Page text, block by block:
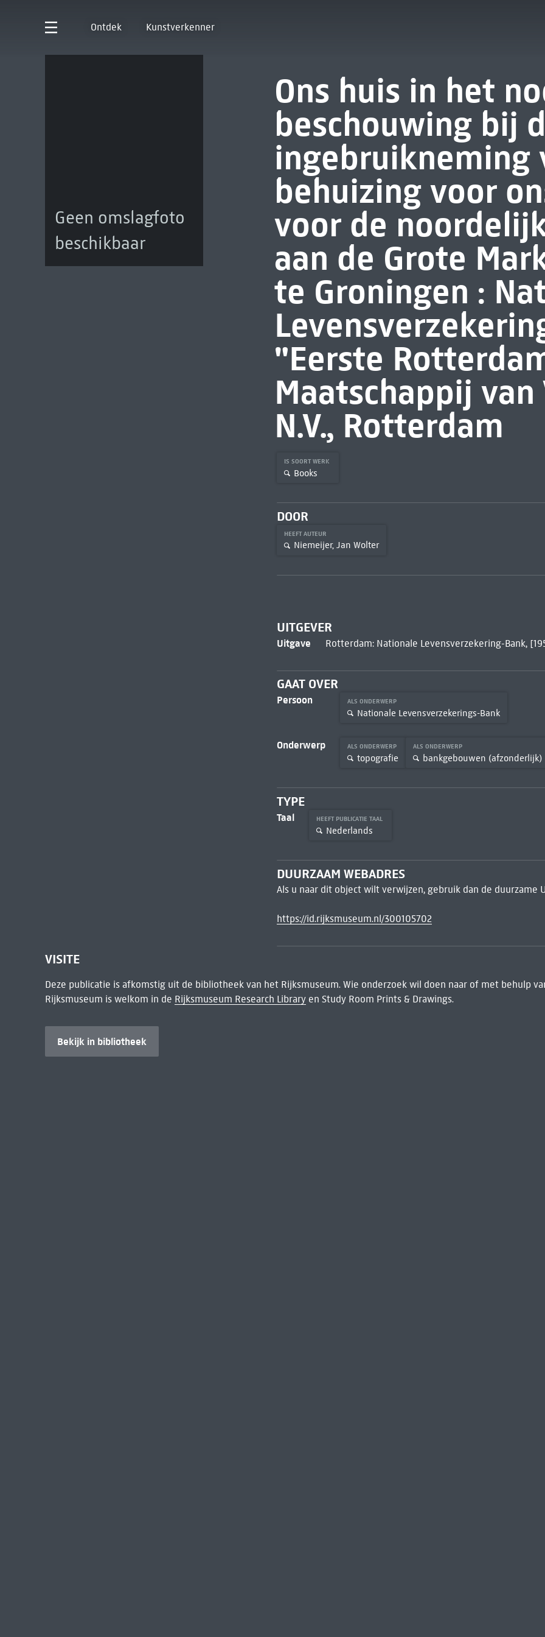
Ontdek Kunstverkenner
Geen omslagfoto
beschikbaar
Ons huis in het
beschouwing bij
ingebruikneming
behuizing voor
voor de
aan de Grote
te Groningen :
"Eerste
Maatschappij
N.V., Rotterdam
IS SOORT WERK
Books
DOOR
HEEFT AUTEUR
Niemeijer, Jan Wolter
UITGEVER
Uitgave Rotterdam: Nationale Levensverzekering-Bank,
GAAT OVER
Persoon ALS ONDERWERP
Nationale Levensverzekerings-Bank
Onderwerp ALS ONDERWERP
topografie
ALS ONDERWERP
bankgebouwen (afzonderlijk)
TYPE
Taal HEEFT PUBLICATIE TAAL
Nederlands
DUURZAAM WEBADRES
Als u naar dit object wilt verwijzen, gebruik dan de duurzame
https://id.rijksmuseum.nl/300105702
VISITE
Deze publicatie is afkomstig uit de bibliotheek van het Rijksmuseum. Wie onderzoek wil doen naar of met behulp
Rijksmuseum is welkom in de Rijksmuseum Research Libraryen Study Room Prints & Drawings.
Bekijk in bibliotheek